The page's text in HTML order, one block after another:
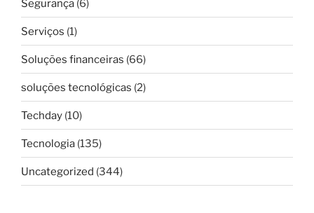
Segurança (6)
Serviços (1)
Soluções financeiras (66)
soluções tecnológicas (2)
Techday (10)
Tecnologia (135)
Uncategorized (344)